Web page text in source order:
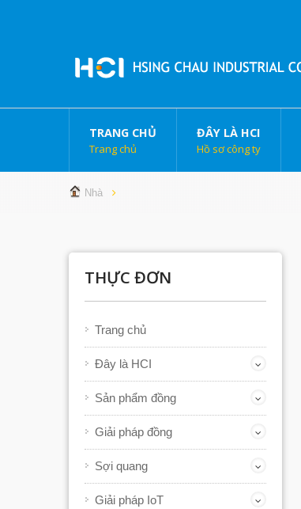
TRANG CHỦ
Trang chủ
ĐÂY LÀ HCI
Hồ sơ công ty
Nhà
THỰC ĐƠN
Trang chủ
Đây là HCI
Sản phẩm đồng
Giải pháp đồng
Sợi quang
Giải pháp IoT